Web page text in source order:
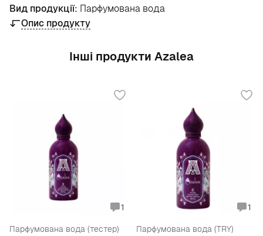
Вид продукції: Парфумована вода
Опис продукту
Інші продукти Azalea
1
Парфумована вода (тестер)
1
Парфумована вода (TRY)